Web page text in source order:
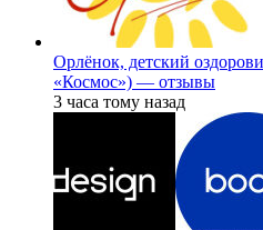
Орлёнок, детский
«Космос») — отзывы
3 часа тому назад